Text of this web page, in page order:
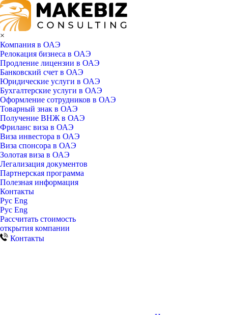
×
Компания в ОАЭ
Релокация бизнеса в ОАЭ
Продление лицензии в ОАЭ
Банковский счет в ОАЭ
Юридические услуги в ОАЭ
Бухгалтерские услуги в ОАЭ
Оформление сотрудников в ОАЭ
Товарный знак в ОАЭ
Получение ВНЖ в ОАЭ
Фриланс виза в ОАЭ
Виза инвестора в ОАЭ
Виза спонсора в ОАЭ
Золотая виза в ОАЭ
Легализация документов
Партнерская программа
Полезная информация
Контакты
Рус Eng
Рус Eng
Рассчитать стоимость
открытия компании
Контакты